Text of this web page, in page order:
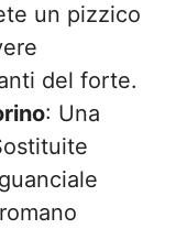
un pizzico
del forte.
: Una